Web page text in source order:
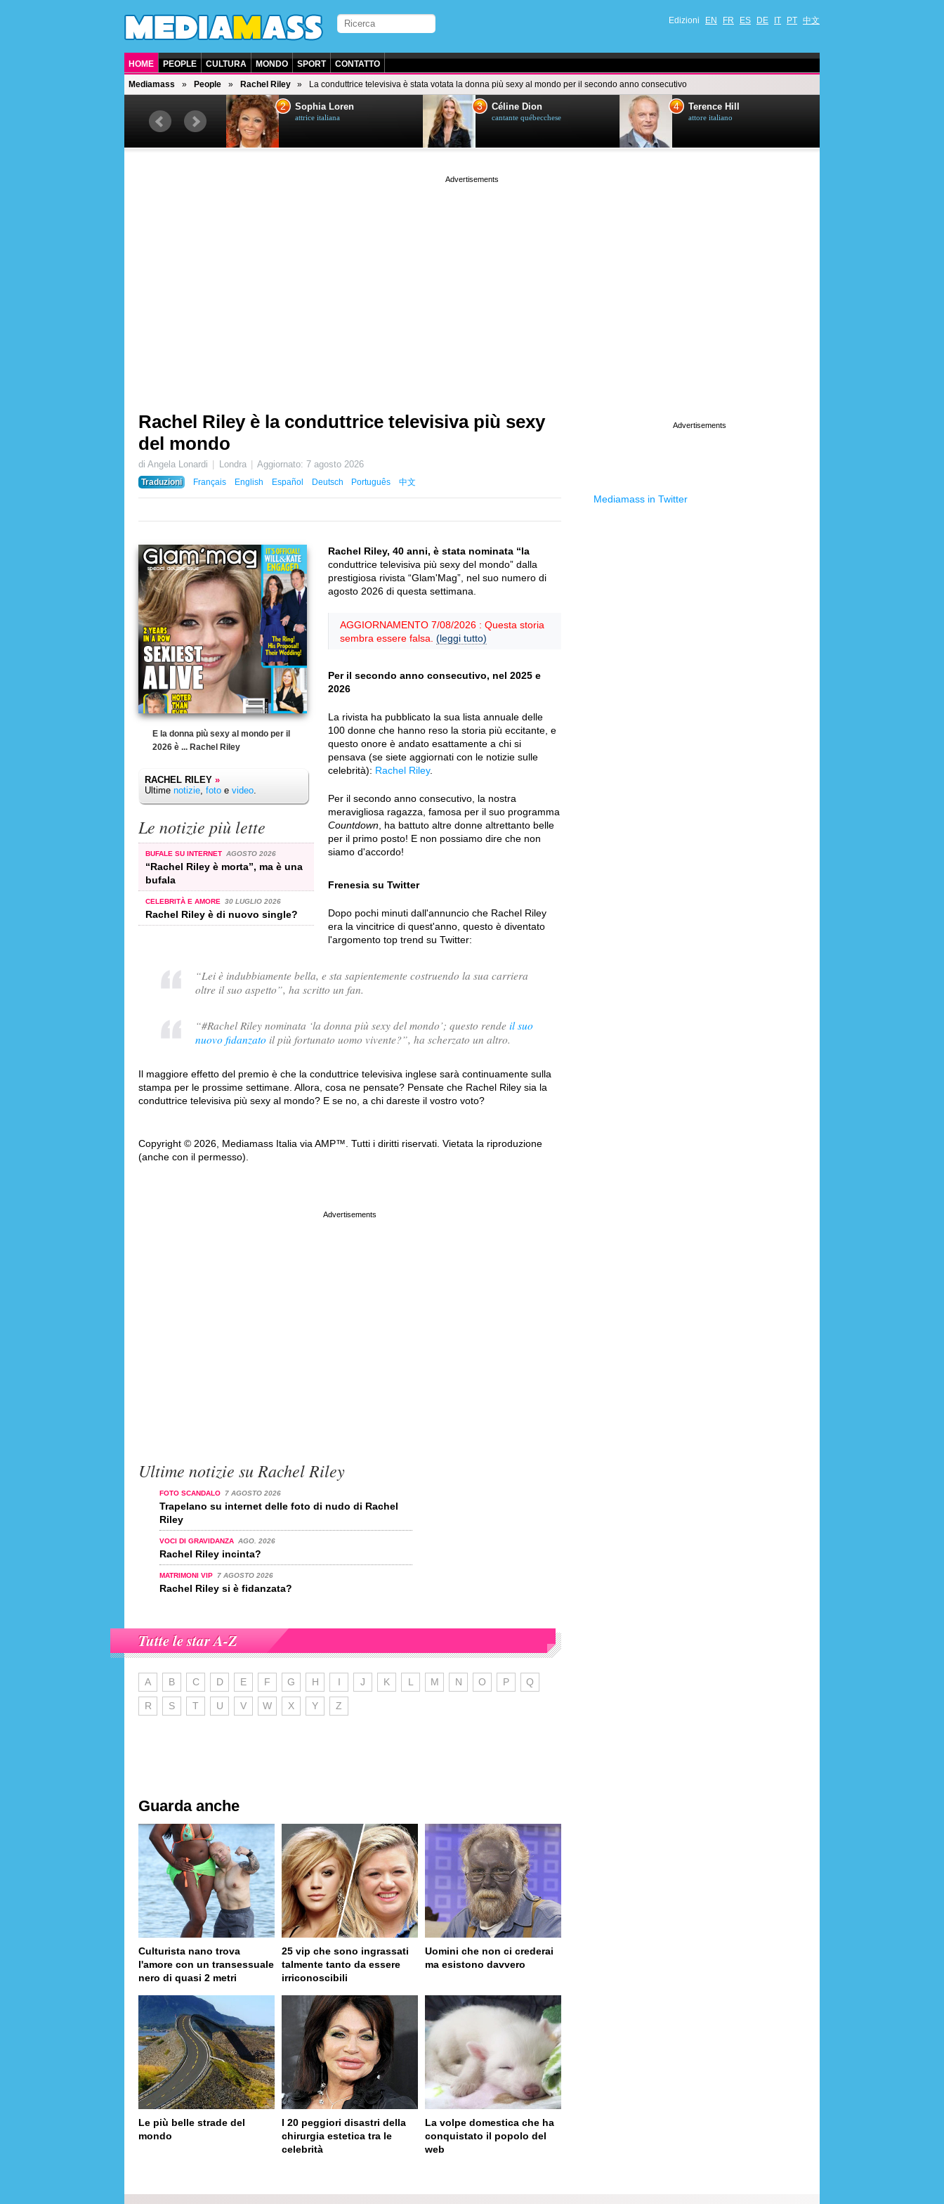
Edizioni EN FR ES DE IT PT 中文
HOME PEOPLE CULTURA MONDO SPORT CONTATTO
Mediamass People Rachel Riley La conduttrice televisiva è stata votata la donna più sexy al mondo per il secondo anno consecutivo
attore americano
2 Sophia Loren
attrice italiana
3 Céline Dion
cantante québecchese
4 Terence Hill
attore italiano
Rachel Riley è la conduttrice televisiva più sexy
del mondo
di Angela Lonardi Londra Aggiornato: 7 agosto 2026
Traduzioni
Français English Español Deutsch Português 中文
E la donna più sexy al mondo per il
2026 è ... Rachel Riley
RACHEL RILEY »
Ultime notizie, foto e video.
Le notizie più lette
BUFALE SU INTERNET AGOSTO 2026
“Rachel Riley è morta”, ma è una
bufala
CELEBRITÀ E AMORE 30 LUGLIO 2026
Rachel Riley è di nuovo single?
Rachel Riley, 40 anni, è stata nominata “la
conduttrice televisiva più sexy del mondo” dalla
prestigiosa rivista “Glam'Mag”, nel suo numero di
agosto 2026 di questa settimana.
AGGIORNAMENTO 7/08/2026 : Questa storia
sembra essere falsa. (leggi tutto)
Per il secondo anno consecutivo, nel 2025 e
2026
La rivista ha pubblicato la sua lista annuale delle
100 donne che hanno reso la storia più eccitante, e
questo onore è andato esattamente a chi si
pensava (se siete aggiornati con le notizie sulle
celebrità): Rachel Riley.
Per il secondo anno consecutivo, la nostra
meravigliosa ragazza, famosa per il suo programma
Countdown , ha battuto altre donne altrettanto belle
per il primo posto! E non possiamo dire che non
siamo d'accordo!
Frenesia su Twitter
Dopo pochi minuti dall'annuncio che Rachel Riley
era la vincitrice di quest'anno, questo è diventato
l'argomento top trend su Twitter:
“Lei è indubbiamente bella, e sta sapientemente costruendo la sua carriera
oltre il suo aspetto”, ha scritto un fan.
“#Rachel Riley nominata ‘la donna più sexy del mondo’; questo rende il suo
nuovo fidanzatoil più fortunato uomo vivente?”, ha scherzato un altro.
Il maggiore effetto del premio è che la conduttrice televisiva inglese sarà continuamente sulla
stampa per le prossime settimane. Allora, cosa ne pensate? Pensate che Rachel Riley sia la
conduttrice televisiva più sexy al mondo? E se no, a chi dareste il vostro voto?
Copyright © 2026, Mediamass Italia via AMP™. Tutti i diritti riservati. Vietata la riproduzione
(anche con il permesso).
Ultime notizie su Rachel Riley
FOTO SCANDALO 7 AGOSTO 2026
Trapelano su internet delle foto di nudo di Rachel
Riley
VOCI DI GRAVIDANZA AGO. 2026
Rachel Riley incinta?
MATRIMONI VIP 7 AGOSTO 2026
Rachel Riley si è fidanzata?
Tutte le star A-Z
A B C D E F G H I J K L M N O P Q
R S T U V W X Y Z
Guarda anche
Culturista nano trova
l'amore con un transessuale
nero di quasi 2 metri
25 vip che sono ingrassati
talmente tanto da essere
irriconoscibili
Uomini che non ci crederai
ma esistono davvero
Le più belle strade del
mondo
I 20 peggiori disastri della
chirurgia estetica tra le
celebrità
La volpe domestica che ha
conquistato il popolo del
web
Mediamass in Twitter